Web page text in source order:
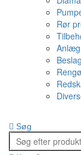
Rør
Søg